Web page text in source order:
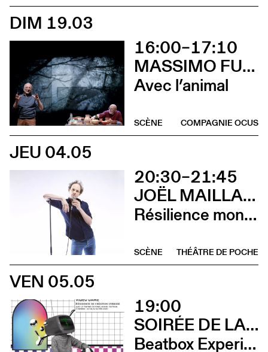
DIM 19.03
16:00–17:10
MASSIMO FURLAN & CLAIRE DE RIBAUPIERRE
Avec l’animal
COMPAGNIE OCUS
SCÈNE
JEU 04.05
20:30–21:45
JOËL MAILLARD
Résilience mon cul
THÉÂTRE DE POCHE
SCÈNE
VEN 05.05
19:00
SOIRÉE DE LANCEMENT DU CCS ON TOUR À RENNES
Beatbox Experimental Video Game + Andrina Bollinger